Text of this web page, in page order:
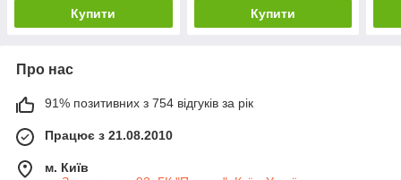
Купити Купити
Про нас
91% позитивних з 754 відгуків за рік
Працює з 21.08.2010
м. Київ